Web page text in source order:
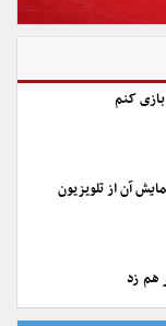
کنم
آن از تلویزیون
هم زد